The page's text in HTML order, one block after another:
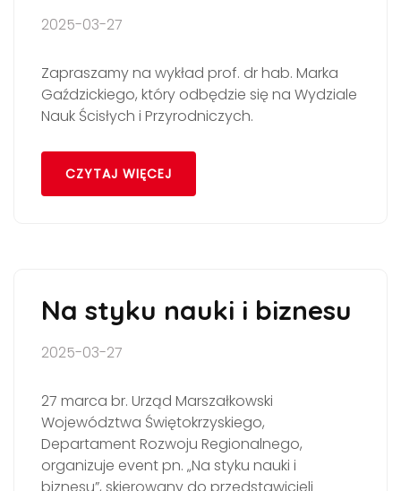
2025-03-27
Zapraszamy na wykład prof. dr hab. Marka
Gaździckiego, który odbędzie się na Wydziale
Nauk Ścisłych i Przyrodniczych.
CZYTAJ WIĘCEJ
Na styku nauki i biznesu
2025-03-27
27 marca br. Urząd Marszałkowski
Województwa Świętokrzyskiego,
Departament Rozwoju Regionalnego,
organizuje event pn. „Na styku nauki i